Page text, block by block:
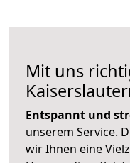
Mit uns
Entspannt und
unserem Service.
wir Ihnen eine